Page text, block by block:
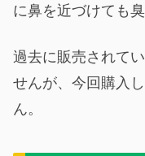
に鼻を近づけても
過去に販売されて
せんが、今回購入
ん。